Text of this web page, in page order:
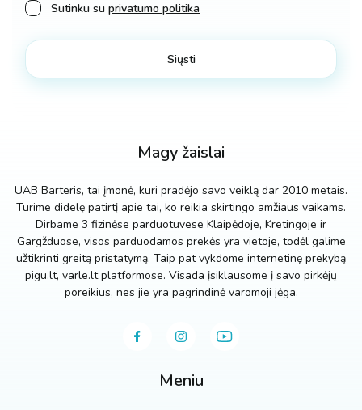
Sutinku su privatumo politika
Magy žaislai
UAB Barteris, tai įmonė, kuri pradėjo savo veiklą dar 2010 metais.
Turime didelę patirtį apie tai, ko reikia skirtingo amžiaus vaikams.
Dirbame 3 fizinėse parduotuvese Klaipėdoje, Kretingoje ir
Gargžduose, visos parduodamos prekės yra vietoje, todėl galime
užtikrinti greitą pristatymą. Taip pat vykdome internetinę prekybą
pigu.lt, varle.lt platformose. Visada įsiklausome į savo pirkėjų
poreikius, nes jie yra pagrindinė varomoji jėga.
Meniu